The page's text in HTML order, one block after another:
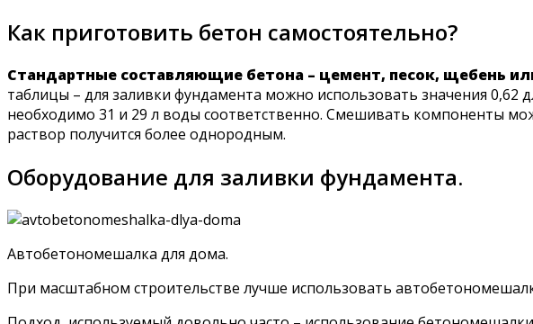
Как приготовить бетон самостоятельно?
Стандартные составляющие бетона – цемент, песок, щебень
таблицы – для заливки фундамента можно использовать значения 0,62
необходимо 31 и 29 л воды соответственно. Смешивать компоненты
раствор получится более однородным.
Оборудование для заливки фундамента.
Автобетономешалка для дома.
При масштабном строительстве лучше использовать